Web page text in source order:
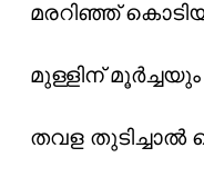
മരറിഞ്ഞ്
മുള്ളിന്
തവള